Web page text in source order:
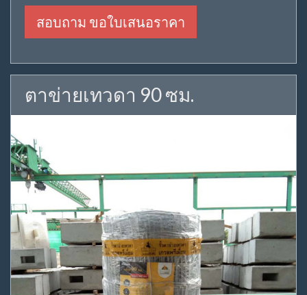
สอบถาม ขอใบเสนอราคา
ตาข่ายเทวดา 90 ซม.